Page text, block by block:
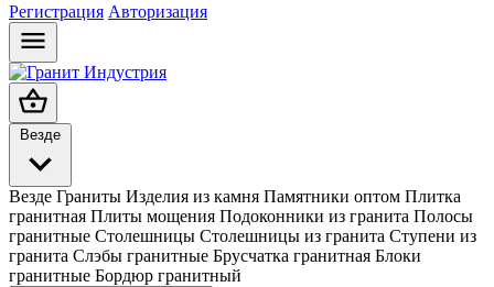
Регистрация Авторизация
Везде
Везде Граниты Изделия из камня Памятники оптом Плитка
гранитная Плиты мощения Подоконники из гранита Полосы
гранитные Столешницы Столешницы из гранита Ступени из
гранита Слэбы гранитные Брусчатка гранитная Блоки
гранитные Бордюр гранитный